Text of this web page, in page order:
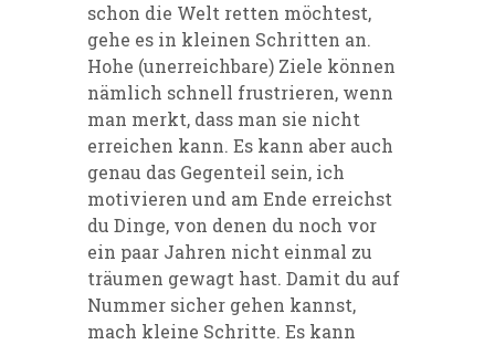
schon die Welt retten möchtest,
gehe es in kleinen Schritten an.
Hohe (unerreichbare) Ziele können
nämlich schnell frustrieren, wenn
man merkt, dass man sie nicht
erreichen kann. Es kann aber auch
genau das Gegenteil sein, ich
motivieren und am Ende erreichst
du Dinge, von denen du noch vor
ein paar Jahren nicht einmal zu
träumen gewagt hast. Damit du auf
Nummer sicher gehen kannst,
mach kleine Schritte. Es kann